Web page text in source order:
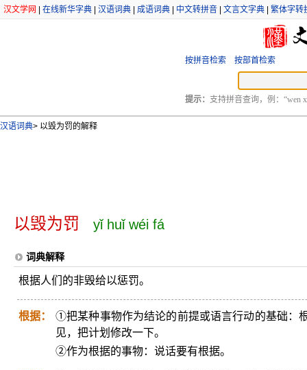
汉文学网 在线新华字典 汉语词典 成语词典 中文转拼音 文言文字典 繁体字转
按拼音检索 按部首检索
提示： 支持拼音查询，例：“wen
汉语词典> 以毁为罚的解释
以毁为罚 yǐ huǐ wéi fá
词典解释
根据人们的非毁给以惩罚。
根据：
①把某种事物作为结论的前提或语言行动的基础：
见，把计划修改一下。
②作为根据的事物：说话要有根据。